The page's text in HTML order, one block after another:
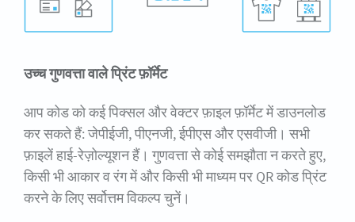
उच्च गुणवत्ता वाले प्रिंट फ़ॉर्मेट
आप कोड को कई पिक्सल और वेक्टर फ़ाइल फ़ॉर्मेट में डाउनलोड
कर सकते हैं: जेपीईजी, पीएनजी, ईपीएस और एसवीजी। सभी
फ़ाइलें हाई-रेज़ोल्यूशन हैं। गुणवत्ता से कोई समझौता न करते हुए,
किसी भी आकार व रंग में और किसी भी माध्यम पर QR कोड प्रिंट
करने के लिए सर्वोत्तम विकल्प चुनें।